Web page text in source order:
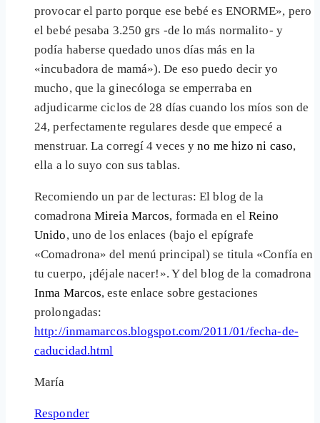
provocar el parto porque ese bebé es ENORME», pero
el bebé pesaba 3.250 grs -de lo más normalito- y
podía haberse quedado unos días más en la
«incubadora de mamá»). De eso puedo decir yo
mucho, que la ginecóloga se emperraba en
adjudicarme ciclos de 28 días cuando los míos son de
24, perfectamente regulares desde que empecé a
menstruar. La corregí 4 veces yno me hizo ni caso,
ella a lo suyo con sus tablas.
Recomiendo un par de lecturas: El blog de la
comadronaMireia Marcos, formada en el Reino
Unido, uno de los enlaces (bajo el epígrafe
«Comadrona» del menú principal) se titula «Confía en
tu cuerpo, ¡déjale nacer!». Y del blog de la comadrona
Inma Marcos, este enlace sobre gestaciones
prolongadas:
http://inmamarcos.blogspot.com/2011/01/fecha-de-
caducidad.html
María
Responder